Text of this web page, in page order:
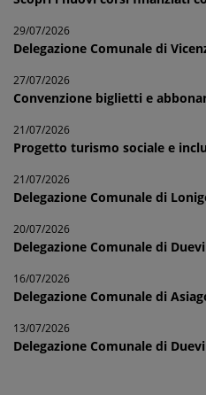
29/07/2026
Delegazione Comunale di
27/07/2026
Convenzione biglietti e
21/07/2026
Progetto turismo sociale e
21/07/2026
Delegazione Comunale di
20/07/2026
Delegazione Comunale di
16/07/2026
Delegazione Comunale di
13/07/2026
Delegazione Comunale di